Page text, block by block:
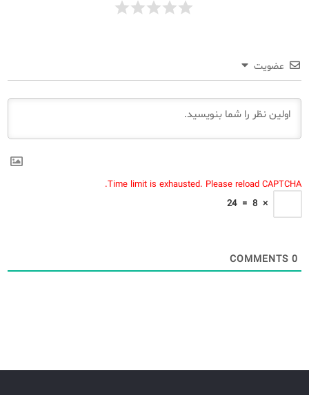
عضویت
Time limit is exhausted. Please reload CAPTCHA.
×
8
=
24
0